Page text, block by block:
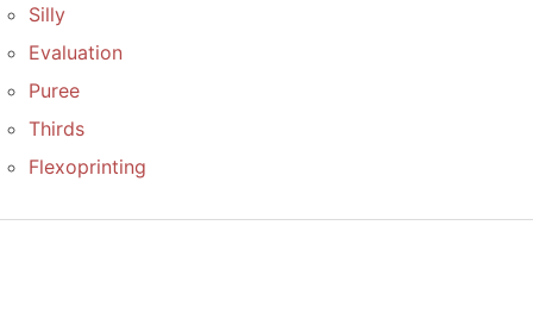
Silly
Evaluation
Puree
Thirds
Flexoprinting